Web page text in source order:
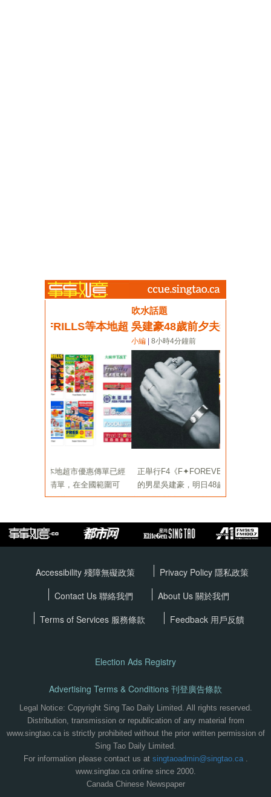
Accessibility 殘障無礙政策 Privacy Policy 隱私政策
Contact Us 聯絡我們
About Us 關於我們
Terms of Services 服務條款 Feedback 用戶反饋
Election Ads Registry
Advertising Terms & Conditions 刊登廣告條款
Legal Notice: Copyright Sing Tao Daily Limited. All rights reserved.
Distribution, transmission or republication of any material from
www.singtao.ca is strictly prohibited without the prior written permission of
Sing Tao Daily Limited.
For information please contact us at singtaoadmin@singtao.ca.
www.singtao.ca online since 2000.
Canada Chinese Newspaper